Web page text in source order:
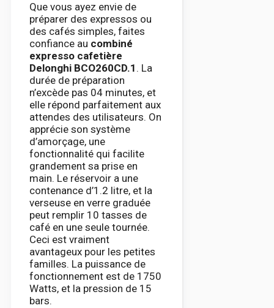
Que vous ayez envie de
préparer des expressos ou
des cafés simples, faites
confiance au combiné
expresso cafetière
Delonghi BCO260CD.1 . La
durée de préparation
n’excède pas 04 minutes, et
elle répond parfaitement aux
attendes des utilisateurs. On
apprécie son système
d’amorçage, une
fonctionnalité qui facilite
grandement sa prise en
main. Le réservoir a une
contenance d’1.2 litre, et la
verseuse en verre graduée
peut remplir 10 tasses de
café en une seule tournée.
Ceci est vraiment
avantageux pour les petites
familles. La puissance de
fonctionnement est de 1750
Watts, et la pression de 15
bars.